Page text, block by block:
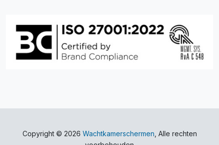
Copyright © 2026 Wachtkamerschermen , Alle rechten